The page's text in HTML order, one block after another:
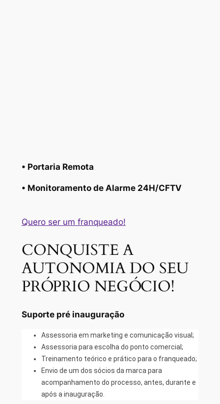
• Portaria Remota
• Monitoramento de Alarme 24H/CFTV
Quero ser um franqueado!
CONQUISTE A
AUTONOMIA DO SEU
PRÓPRIO NEGÓCIO!
Suporte pré inauguração
Assessoria em marketing e comunicação visual;
Assessoria para escolha do ponto comercial;
Treinamento teórico e prático para o franqueado;
Envio de um dos sócios da marca para
acompanhamento do processo, antes, durante e
após a inauguração.